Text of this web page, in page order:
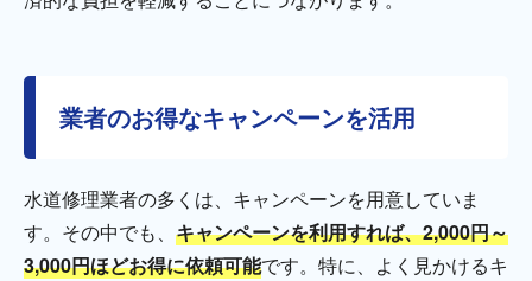
業者のお得なキャンペーンを活用
水道修理業者の多くは、キャンペーンを用意していま
す。その中でも、 キャンペーンを利用すれば、2,000円～
3,000円ほどお得に依頼可能です。特に、よく見かけるキ